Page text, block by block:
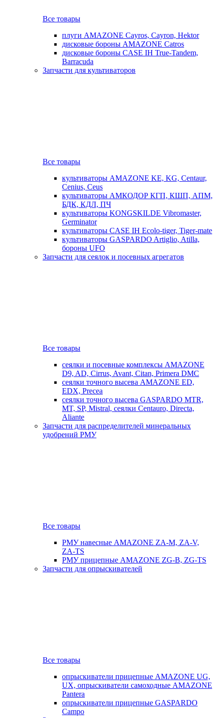
Все товары
плуги AMAZONE Cayros, Cayron, Hektor
дисковые бороны AMAZONE Catros
дисковые бороны CASE IH True-Tandem,
Barracuda
Запчасти для культиваторов
Все товары
культиваторы AMAZONE KE, KG, Centaur,
Cenius, Ceus
культиваторы АМКОДОР КГП, КШП, АПМ,
БДК, КДЛ, ПЧ
культиваторы KONGSKILDE Vibromaster,
Germinator
культиваторы CASE IH Ecolo-tiger, Tiger-mate
культиваторы GASPARDO Artiglio, Atilla,
бороны UFO
Запчасти для сеялок и посевных агрегатов
Все товары
сеялки и посевные комплексы AMAZONE
D9, AD, Cirrus, Avant, Citan, Primera DMC
сеялки точного высева AMAZONE ED,
EDX, Precea
сеялки точного высева GASPARDO MTR,
MT, SP, Mistral, сеялки Centauro, Directa,
Aliante
Запчасти для распределителей минеральных
удобрений РМУ
Все товары
РМУ навесные AMAZONE ZA-M, ZA-V,
ZA-TS
РМУ прицепные AMAZONE ZG-B, ZG-TS
Запчасти для опрыскивателей
Все товары
опрыскиватели прицепные AMAZONE UG,
UX, опрыскиватели самоходные AMAZONE
Pantera
опрыскиватели прицепные GASPARDO
Campo